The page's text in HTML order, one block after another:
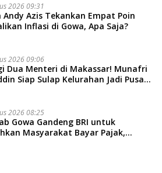
2026 09:31
Andy Azis Tekankan Empat Poin
Inflasi di Gowa, Apa Saja?
2026 09:06
Dua Menteri di Makassar! Munafri
Siap Sulap Kelurahan Jadi Pusat
2026 08:25
Gowa Gandeng BRI untuk
Masyarakat Bayar Pajak,